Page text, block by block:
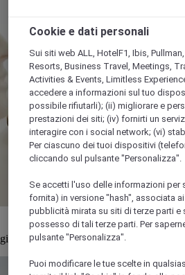
Mercure
Cookie e dati personali
Sui siti web ALL, HotelF1, Ibis,
Resorts, Business Travel, Meetings,
Activities & Events, Limitless
accedere a informazioni sul tuo
possibile rifiutarli); (ii) migliorare e
prestazioni dei siti; (iv) fornirti un
interagire con i social network; (vi)
Per ciascuno dei tuoi dispositivi
cliccando sul pulsante "Personalizza".
Se accetti l'uso delle informazioni per
fornita) in versione "hash", associata
pubblicità mirata su siti di terze parti
possesso di tali terze parti. Per
pulsante "Personalizza".
Puoi modificare le tue scelte in